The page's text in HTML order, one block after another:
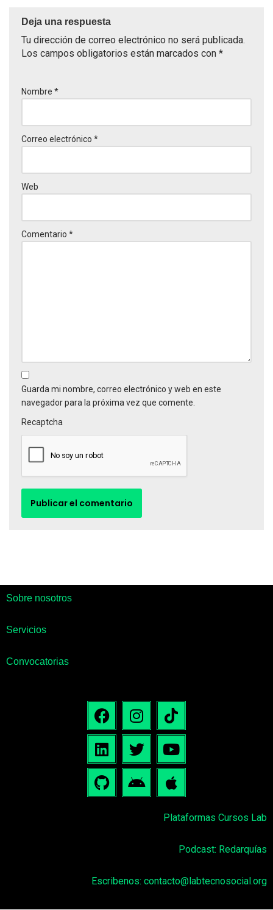
Deja una respuesta
Tu dirección de correo electrónico no será publicada.
Los campos obligatorios están marcados con *
Nombre *
Correo electrónico *
Web
Comentario *
Guarda mi nombre, correo electrónico y web en este
navegador para la próxima vez que comente.
Recaptcha
Sobre nosotros
Servicios
Convocatorias
Plataformas Cursos Lab
Podcast: Redarquías
Escribenos: contacto@labtecnosocial.org